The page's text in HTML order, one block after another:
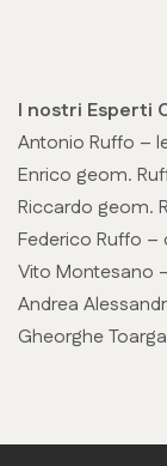
I nostri Esperti
Antonio Ruffo –
Enrico geom.
Riccardo geom.
Federico Ruffo
Vito Montesano
Andrea
Gheorghe